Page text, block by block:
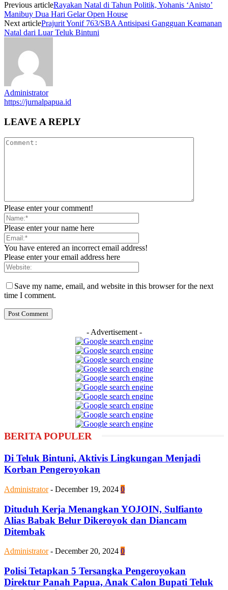
Previous articleRayakan Natal di Tahun Politik, Yohanis ‘Anisto’
Manibuy Dua Hari Gelar Open House
Next articlePrajurit Yonif 763/SBA Antisipasi Gangguan Keamanan
Natal dari Luar Teluk Bintuni
Administrator
https://jurnalpapua.id
LEAVE A REPLY
Please enter your comment!
Please enter your name here
You have entered an incorrect email address!
Please enter your email address here
Save my name, email, and website in this browser for the next
time I comment.
- Advertisement -
BERITA POPULER
Di Teluk Bintuni, Aktivis Lingkungan Menjadi
Korban Pengeroyokan
Administrator - December 19, 2024 0
Dituduh Kerja Menangkan YOJOIN, Sulfianto
Alias Babak Belur Dikeroyok dan Diancam
Ditembak
Administrator - December 20, 2024 0
Polisi Tetapkan 5 Tersangka Pengeroyokan
Direktur Panah Papua, Anak Calon Bupati Teluk